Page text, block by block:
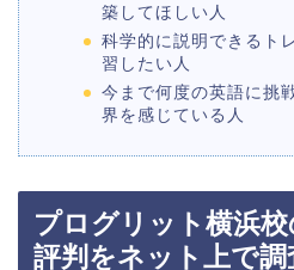
築してほしい人
科学的に説明できるト
習したい人
今まで何度の英語に挑
界を感じている人
プログリット横浜校
評判をネット上で調